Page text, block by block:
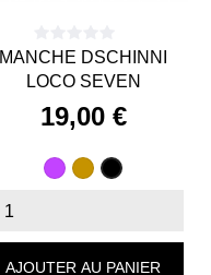
MANCHE DSCHINNI
LOCO SEVEN
19,00 €
VioletAmbreRainbow
AJOUTER AU PANIER